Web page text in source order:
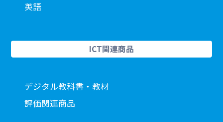
英語
ICT関連商品
デジタル教科書・教材
評価関連商品